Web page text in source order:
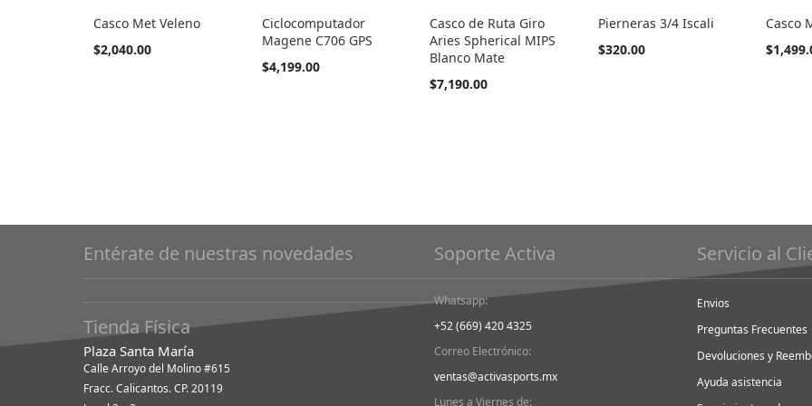
Casco Met Veleno
Tan
$2,040.00
Ciclocomputador
Magene C706 GPS
$4,199.00
Casco de Ruta Giro
Aries Spherical MIPS
Blanco Mate
$7,190.00
Pierneras 3/4 Iscali
Tan
$320.00
Casco
Tan
Entérate de nuestras novedades
Tienda Física
Plaza Santa María
Calle Arroyo del Molino #615
Fracc. Calicantos. CP. 20119
Soporte Activa
Whatsapp:
+52 (669) 420 4325
Correo Electrónico:
ventas@activasports.mx
Lunes a Viernes de:
Servicio al
Envios
Preguntas Frecuentes
Devoluciones y
Ayuda asistencia